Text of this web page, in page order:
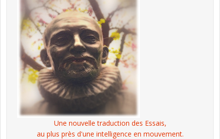
Une nouvelle traduction des Essais,
au plus près d'une intelligence en mouvement.